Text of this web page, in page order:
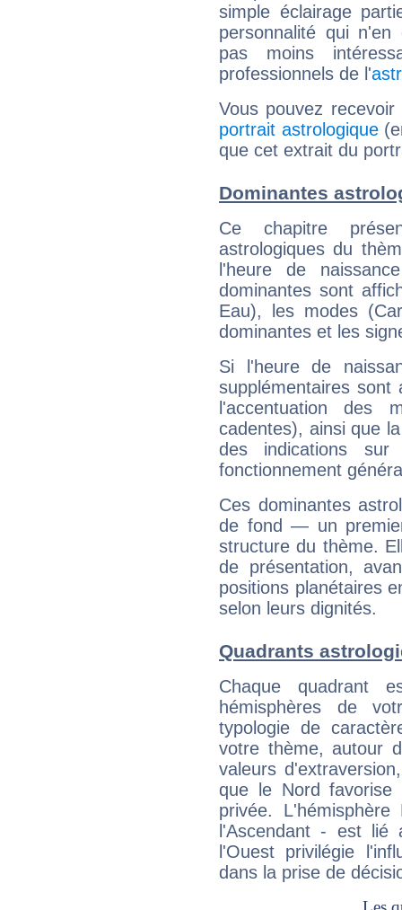
simple éclairage
personnalité qui n'en
pas moins
professionnels de l'
Vous pouvez
portrait astrologique
que cet extrait du
Dominantes
Ce chapitre
astrologiques du
l'heure de
dominantes sont
Eau), les modes
dominantes et les
Si l'heure de
supplémentaires sont
l'accentuation des
cadentes), ainsi que
des indications sur
fonctionnement
Ces dominantes
de fond — un
structure du thème.
de présentation,
positions planétaires
selon leurs dignités.
Quadrants
Chaque quadrant
hémisphères de
typologie de
votre thème, autour
valeurs
que le Nord favorise
privée.
l'Ascendant - est
l'Ouest privilégie
dans la prise de